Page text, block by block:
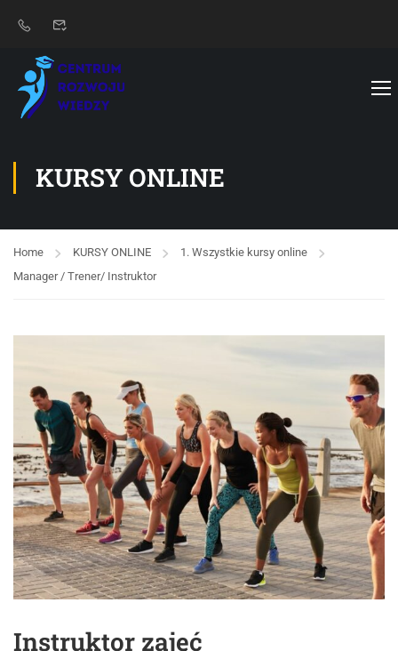
KURSY ONLINE
Home KURSY ONLINE
1. Wszystkie kursy online
Manager / Trener/ Instruktor
Instruktor zajęć